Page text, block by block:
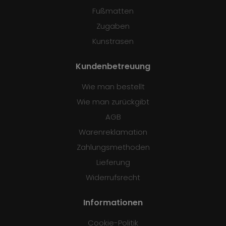
Fußmatten
Zugaben
Kunstrasen
Kundenbetreuung
Wie man bestellt
Wie man zurückgibt
AGB
Warenreklamation
Zahlungsmethoden
Lieferung
Widerrufsrecht
Informationen
Cookie-Politik